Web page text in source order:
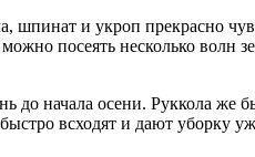
шпинат и укроп прекрасно
посеять несколько волн
начала осени. Руккола же
всходят и дают уборку